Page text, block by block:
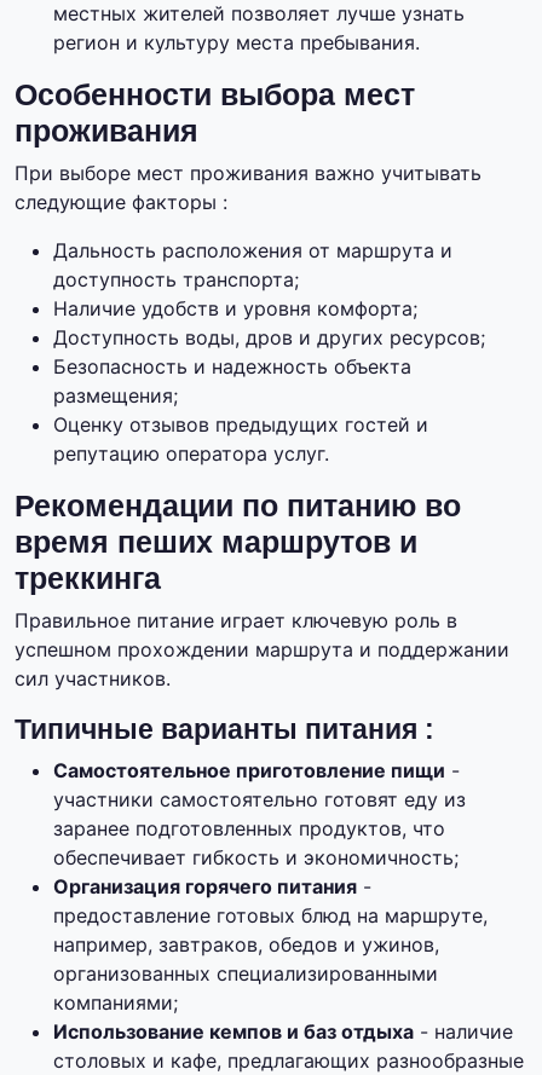
местных жителей позволяет лучше узнать
регион и культуру места пребывания.
Особенности выбора мест
проживания
При выборе мест проживания важно учитывать
следующие факторы :
Дальность расположения от маршрута и
доступность транспорта;
Наличие удобств и уровня комфорта;
Доступность воды, дров и других ресурсов;
Безопасность и надежность объекта
размещения;
Оценку отзывов предыдущих гостей и
репутацию оператора услуг.
Рекомендации по питанию во
время пеших маршрутов и
треккинга
Правильное питание играет ключевую роль в
успешном прохождении маршрута и поддержании
сил участников.
Типичные варианты питания :
Самостоятельное приготовление пищи -
участники самостоятельно готовят еду из
заранее подготовленных продуктов, что
обеспечивает гибкость и экономичность;
Организация горячего питания -
предоставление готовых блюд на маршруте,
например, завтраков, обедов и ужинов,
организованных специализированными
компаниями;
Использование кемпов и баз отдыха - наличие
столовых и кафе, предлагающих разнообразные